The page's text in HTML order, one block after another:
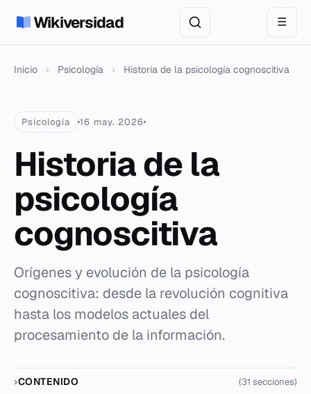
Wikiversidad ☰
Inicio › Psicología › Historia de la psicología cognoscitiva
Psicología 16 may. 2026
Historia de la
psicología
cognoscitiva
Orígenes y evolución de la psicología
cognoscitiva: desde la revolución cognitiva
hasta los modelos actuales del
procesamiento de la información.
CONTENIDO (31 secciones)